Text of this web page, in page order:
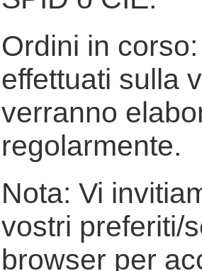
Ordini in
effettuati sulla
verranno
regolarmente.
Nota: Vi
vostri preferiti/
browser per